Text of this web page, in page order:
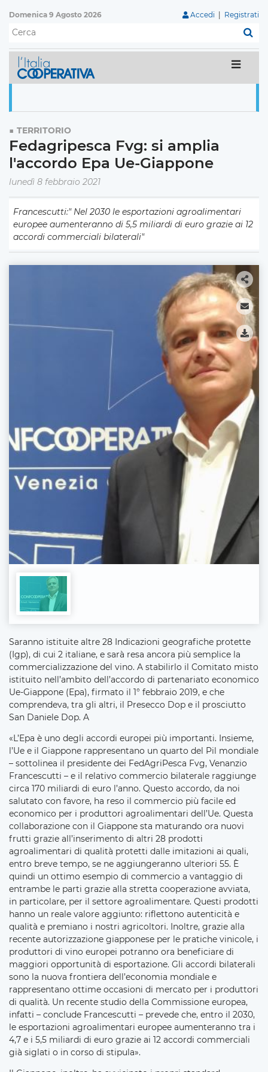
Domenica 9 Agosto 2026 Accedi Registrati
TERRITORIO
Fedagripesca Fvg: si amplia
l'accordo Epa Ue-Giappone
lunedì 8 febbraio 2021
Francescutti:" Nel 2030 le esportazioni agroalimentari
europee aumenteranno di 5,5 miliardi di euro grazie ai 12
accordi commerciali bilaterali"
Saranno istituite altre 28 Indicazioni geografiche protette
(Igp), di cui 2 italiane, e sarà resa ancora più semplice la
commercializzazione del vino. A stabilirlo il Comitato misto
istituito nell’ambito dell’accordo di partenariato economico
Ue-Giappone (Epa), firmato il 1° febbraio 2019, e che
comprendeva, tra gli altri, il Presecco Dop e il prosciutto
San Daniele Dop. A
«L’Epa è uno degli accordi europei più importanti. Insieme,
l’Ue e il Giappone rappresentano un quarto del Pil mondiale
– sottolinea il presidente dei FedAgriPesca Fvg, Venanzio
Francescutti – e il relativo commercio bilaterale raggiunge
circa 170 miliardi di euro l’anno. Questo accordo, da noi
salutato con favore, ha reso il commercio più facile ed
economico per i produttori agroalimentari dell’Ue. Questa
collaborazione con il Giappone sta maturando ora nuovi
frutti grazie all’inserimento di altri 28 prodotti
agroalimentari di qualità protetti dalle imitazioni ai quali,
entro breve tempo, se ne aggiungeranno ulteriori 55. È
quindi un ottimo esempio di commercio a vantaggio di
entrambe le parti grazie alla stretta cooperazione avviata,
in particolare, per il settore agroalimentare. Questi prodotti
hanno un reale valore aggiunto: riflettono autenticità e
qualità e premiano i nostri agricoltori. Inoltre, grazie alla
recente autorizzazione giapponese per le pratiche vinicole, i
produttori di vino europei potranno ora beneficiare di
maggiori opportunità di esportazione. Gli accordi bilaterali
sono la nuova frontiera dell’economia mondiale e
rappresentano ottime occasioni di mercato per i produttori
di qualità. Un recente studio della Commissione europea,
infatti – conclude Francescutti – prevede che, entro il 2030,
le esportazioni agroalimentari europee aumenteranno tra i
4,7 e i 5,5 miliardi di euro grazie ai 12 accordi commerciali
già siglati o in corso di stipula».